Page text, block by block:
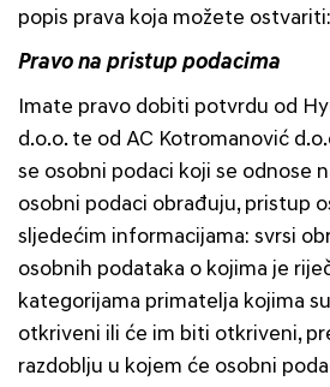
popis prava koja možete ostvariti:
Pravo na pristup podacima
Imate pravo dobiti potvrdu od
d.o.o. te od AC Kotromanović
se osobni podaci koji se odnose
osobni podaci obrađuju, pristup
sljedećim informacijama: svrsi
osobnih podataka o kojima je
kategorijama primatelja kojima
otkriveni ili će im biti otkriveni,
razdoblju u kojem će osobni